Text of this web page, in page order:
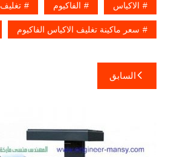
الاكياس الفاكيوم تغليف
سعر ماكينة تغليف الاكياس الفاكيوم
تصفّح
المقالات
السابق